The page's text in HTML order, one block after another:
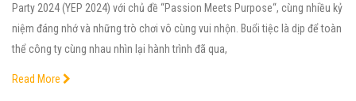
Party 2024 (YEP 2024) với chủ đề “Passion Meets Purpose“, cùng nhiều kỷ
niệm đáng nhớ và những trò chơi vô cùng vui nhộn. Buổi tiệc là dịp để toàn
thể công ty cùng nhau nhìn lại hành trình đã qua,
Read More